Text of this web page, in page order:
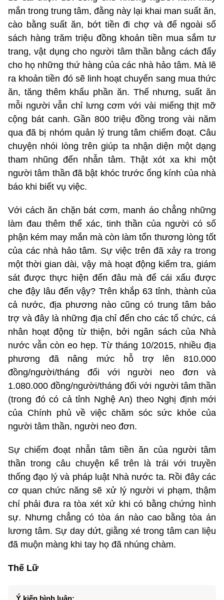
mắn trong trung tâm, đằng này lại khai man suất ăn,
cào bằng suất ăn, bớt tiền đi chợ và để ngoài sổ
sách hàng trăm triệu đồng khoản tiền mua sắm tư
trang, vật dụng cho người tâm thần bằng cách đẩy
cho họ những thứ hàng của các nhà hảo tâm. Mà lẽ
ra khoản tiền đó sẽ linh hoạt chuyển sang mua thức
ăn, tăng thêm khẩu phần ăn. Thế nhưng, suất ăn
mỗi người vẫn chỉ lưng cơm với vài miếng thịt mỡ
cộng bát canh. Gần 800 triệu đồng trong vài năm
qua đã bị nhóm quản lý trung tâm chiếm đoạt. Câu
chuyện nhói lòng trên giúp ta nhận diện một dạng
tham nhũng đến nhẫn tâm. Thật xót xa khi một
người tâm thần đã bật khóc trước ống kính của nhà
báo khi biết vụ việc.
Với cách ăn chặn bát cơm, manh áo chẳng những
làm đau thêm thể xác, tinh thần của người có số
phận kém may mắn mà còn làm tổn thương lòng tốt
của các nhà hảo tâm. Sự việc trên đã xảy ra trong
một thời gian dài, vậy mà hoạt động kiểm tra, giám
sát được thực hiện đến đâu mà để cái xấu được
che đậy lâu đến vậy? Trên khắp 63 tỉnh, thành của
cả nước, địa phương nào cũng có trung tâm bảo
trợ và đây là những địa chỉ đến cho các tổ chức, cá
nhân hoạt động từ thiện, bởi ngân sách của Nhà
nước vẫn còn eo hẹp. Từ tháng 10/2015, nhiều địa
phương đã nâng mức hỗ trợ lên 810.000
đồng/người/tháng đối với người neo đơn và
1.080.000 đồng/người/tháng đối với người tâm thần
(trong đó có cả tỉnh Nghệ An) theo Nghị định mới
của Chính phủ về việc chăm sóc sức khỏe của
người tâm thần, người neo đơn.
Sự chiếm đoạt nhẫn tâm tiền ăn của người tâm
thần trong câu chuyện kể trên là trái với truyền
thống đạo lý và pháp luật Nhà nước ta. Rồi đây các
cơ quan chức năng sẽ xử lý người vi phạm, thậm
chí phải đưa ra tòa xét xử khi có bằng chứng hình
sự. Nhưng chẳng có tòa án nào cao bằng tòa án
lương tâm. Sự day dứt, giằng xé trong tâm can liệu
đã muộn màng khi tay họ đã nhúng chàm.
Thế Lữ
Ý kiến bình luận: